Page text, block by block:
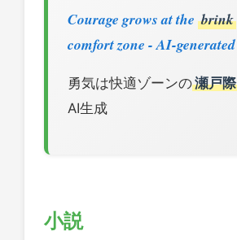
Courage grows at the brink
comfort zone - AI-generated
勇気は快適ゾーンの瀬戸際
AI生成
小説